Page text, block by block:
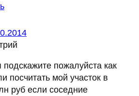
пожалуйста как
посчитать мой участок в
руб если соседние